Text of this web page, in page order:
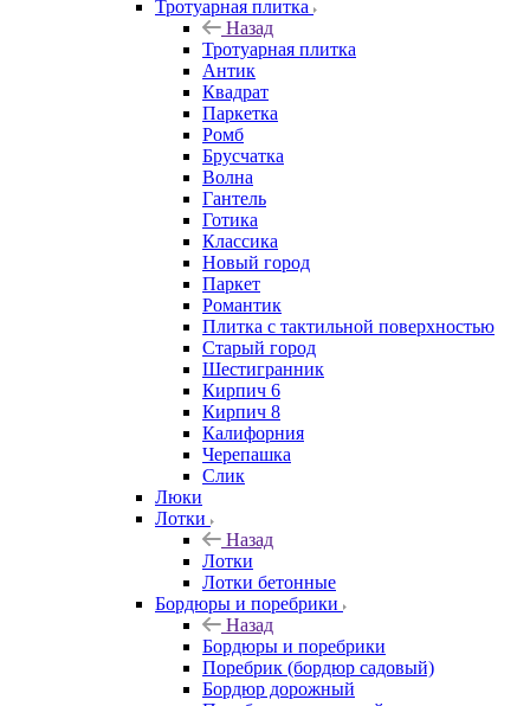
Тротуарная плитка
Назад
Тротуарная плитка
Антик
Квадрат
Паркетка
Ромб
Брусчатка
Волна
Гантель
Готика
Классика
Новый город
Паркет
Романтик
Плитка с тактильной поверхностью
Старый город
Шестигранник
Кирпич 6
Кирпич 8
Калифорния
Черепашка
Слик
Люки
Лотки
Назад
Лотки
Лотки бетонные
Бордюры и поребрики
Назад
Бордюры и поребрики
Поребрик (бордюр садовый)
Бордюр дорожный